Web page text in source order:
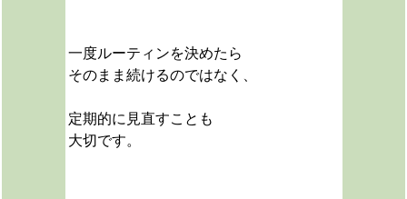
一度ルーティンを決めたら
そのまま続けるのではなく、
定期的に見直すことも
大切です。